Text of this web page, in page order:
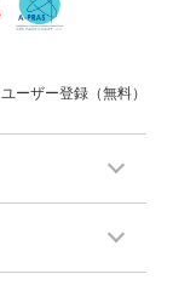
ユーザー登録（無料）